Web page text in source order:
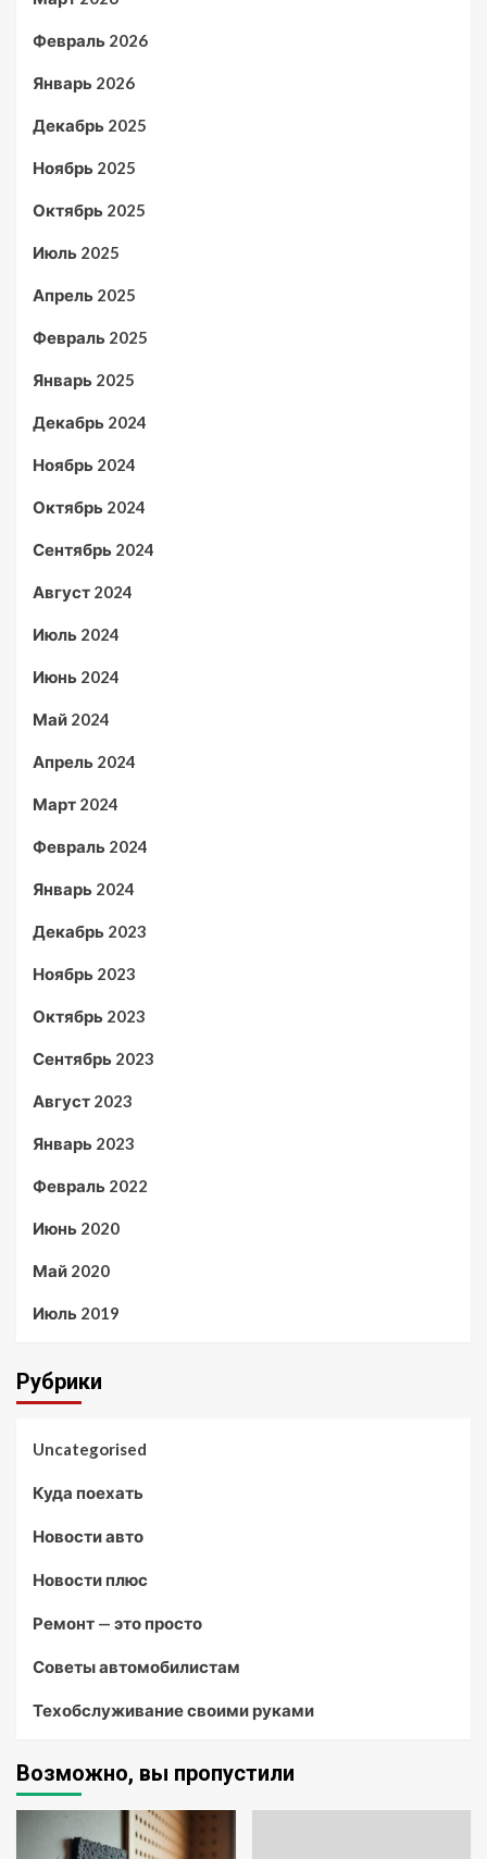
Февраль 2026
Январь 2026
Декабрь 2025
Ноябрь 2025
Октябрь 2025
Июль 2025
Апрель 2025
Февраль 2025
Январь 2025
Декабрь 2024
Ноябрь 2024
Октябрь 2024
Сентябрь 2024
Август 2024
Июль 2024
Июнь 2024
Май 2024
Апрель 2024
Март 2024
Февраль 2024
Январь 2024
Декабрь 2023
Ноябрь 2023
Октябрь 2023
Сентябрь 2023
Август 2023
Январь 2023
Февраль 2022
Июнь 2020
Май 2020
Июль 2019
Рубрики
Uncategorised
Куда поехать
Новости авто
Новости плюс
Ремонт — это просто
Советы автомобилистам
Техобслуживание своими руками
Возможно, вы пропустили